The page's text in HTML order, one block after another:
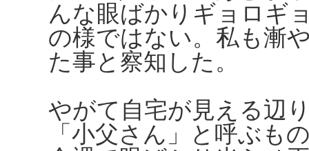
んな眼ばかりギョロギ
の様ではない。私も漸
た事と察知した。
やがて自宅が見える辺
「小父さん」と呼ぶも